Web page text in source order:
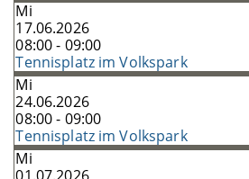
Mi
17.06.2026
08:00 - 09:00
Tennisplatz im Volkspark
Mi
24.06.2026
08:00 - 09:00
Tennisplatz im Volkspark
Mi